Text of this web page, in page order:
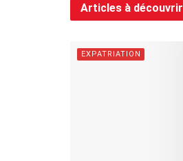
Articles à découvrir
EXPATRIATION